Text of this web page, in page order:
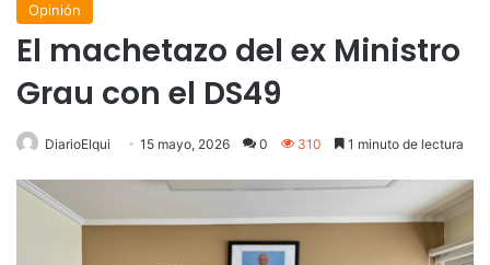
Opinión
El machetazo del ex Ministro
Grau con el DS49
DiarioElqui 15 mayo, 2026 0 310 1 minuto de lectura